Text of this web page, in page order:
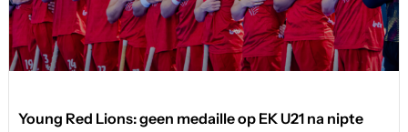
Young Red Lions: geen medaille op EK U21 na nipte